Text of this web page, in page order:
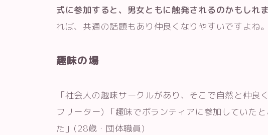
式に参加すると、男女ともに触発されるのかもしれ
れば、共通の話題もあり仲良くなりやすいですよね。
趣味の場
「社会人の趣味サークルがあり、そこで自然と仲良
フリーター) 「趣味でボランティアに参加していた
た」(28歳・団体職員)